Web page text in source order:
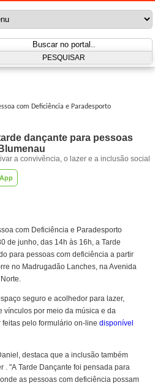
com Deficiência e Paradesporto
dançante para pessoas
a convivência, o lazer e a inclusão social
com Deficiência e Paradesporto
de junho, das 14h às 16h, a Tarde
para pessoas com deficiência a partir
no Madrugadão Lanches, na Avenida
seguro e acolhedor para lazer,
vínculos por meio da música e da
feitas pelo formulário on-linedisponível
destaca que a inclusão também
. "A Tarde Dançante foi pensada para
as pessoas com deficiência possam